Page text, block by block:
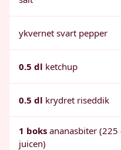
ykvernet svart pepper
0.5 dl ketchup
0.5 dl krydret riseddik
1 boks ananasbiter
juicen)